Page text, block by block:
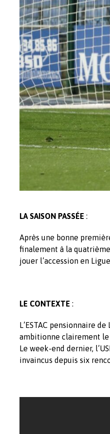
LA SAISON PASSÉE :
Après une bonne
finalement à la
jouer l’accession en
LE CONTEXTE :
L’ESTAC pensionnaire
ambitionne clairement le
Le week-end dernier,
invaincus depuis six